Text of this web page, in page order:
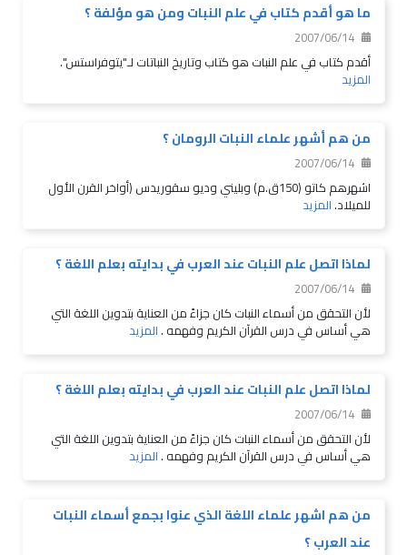
ما هو أقدم كتاب في علم النبات ومن هو مؤلفة ؟
2007/06/14
أقدم كتاب في علم النبات هو كتاب وتاريخ النباتات لـ"يتوفراستس".
المزيد
من هم أشهر علماء النبات الرومان ؟
2007/06/14
اشهرهم كاتو (150ق.م) وبليني وديو سقوريدس (أواخر القرن الأول
للميلاد.المزيد
لماذا اتصل علم النبات عند العرب في بدايته بعلم اللغة ؟
2007/06/14
لأن التحقق من أسماء النبات كان جزاءً من العناية بتدوين اللغة التي
هي أساس في درس القرآن الكريم وفهمه .المزيد
لماذا اتصل علم النبات عند العرب في بدايته بعلم اللغة ؟
2007/06/14
لأن التحقق من أسماء النبات كان جزاءً من العناية بتدوين اللغة التي
هي أساس في درس القرآن الكريم وفهمه .المزيد
من هم اشهر علماء اللغة الذي عنوا بجمع أسماء النبات
عند العرب ؟